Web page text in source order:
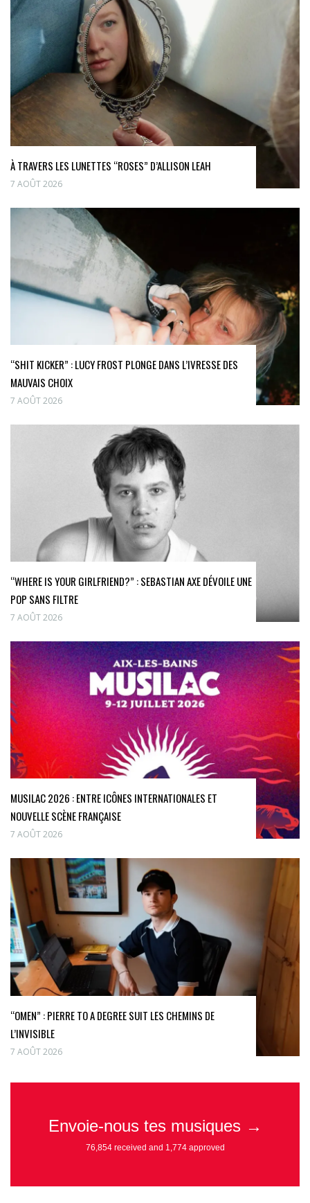
À TRAVERS LES LUNETTES “ROSES” D’ALLISON LEAH
7 AOÛT 2026
“SHIT KICKER” : LUCY FROST PLONGE DANS L’IVRESSE DES
MAUVAIS CHOIX
7 AOÛT 2026
“WHERE IS YOUR GIRLFRIEND?” : SEBASTIAN AXE DÉVOILE UNE
POP SANS FILTRE
7 AOÛT 2026
MUSILAC 2026 : ENTRE ICÔNES INTERNATIONALES ET
NOUVELLE SCÈNE FRANÇAISE
7 AOÛT 2026
“OMEN” : PIERRE TO A DEGREE SUIT LES CHEMINS DE
L’INVISIBLE
7 AOÛT 2026